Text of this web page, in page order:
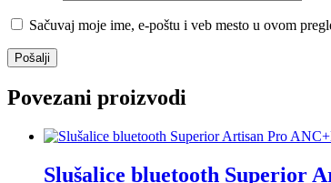
Sačuvaj moje ime, e-poštu i veb mesto u ovom
Povezani proizvodi
Slušalice bluetooth Superior